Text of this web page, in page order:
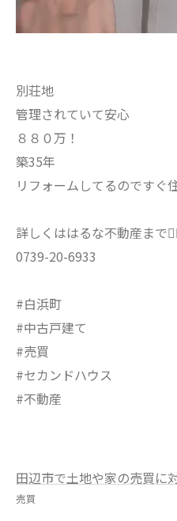
別荘地
管理されていて安心
８８０万！
築35年
リフォームしてるのですぐ
詳しくははるな不動産まで
0739-20-6933
#白浜町
#中古戸建て
#売買
#セカンドハウス
#不動産
田辺市で土地や家の売買に
売買